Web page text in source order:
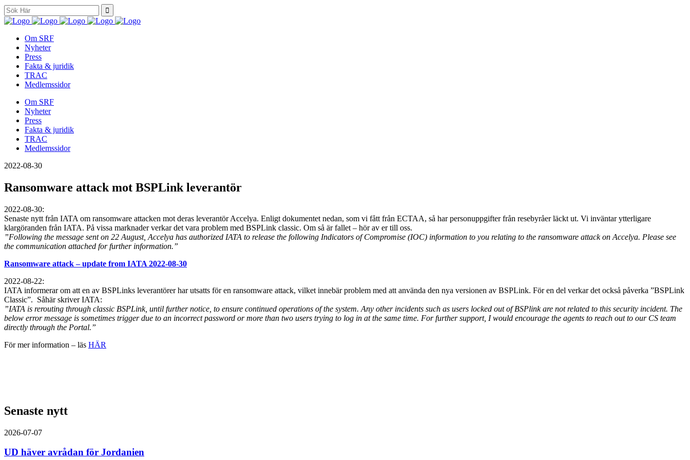
Search
for:
Om SRF
Nyheter
Press
Fakta & juridik
TRAC
Medlemssidor
Om SRF
Nyheter
Press
Fakta & juridik
TRAC
Medlemssidor
2022-08-30
Ransomware attack mot BSPLink leverantör
2022-08-30:
Senaste nytt från IATA om ransomware attacken mot deras leverantör Accelya. Enligt dokumentet nedan, som vi fått från ECTAA, så har personuppgifter från resebyråer läckt ut. Vi inväntar ytterligare
klargöranden från IATA. På vissa marknader verkar det vara problem med BSPLink classic. Om så är fallet – hör av er till oss.
”Following the message sent on 22 August, Accelya has authorized IATA to release the following Indicators of Compromise (IOC) information to you relating to the ransomware attack on Accelya. Please see
the communication attached for further information.”
Ransomware attack – update from IATA 2022-08-30
2022-08-22:
IATA informerar om att en av BSPLinks leverantörer har utsatts för en ransomware attack, vilket innebär problem med att använda den nya versionen av BSPLink. För en del verkar det också påverka ”BSPLink
Classic”. Såhär skriver IATA:
”IATA is rerouting through classic BSPLink, until further notice, to ensure continued operations of the system. Any other incidents such as users locked out of BSPlink are not related to this security incident. The
below error message is sometimes trigger due to an incorrect password or more than two users trying to log in at the same time. For further support, I would encourage the agents to reach out to our CS team
directly through the Portal.”
För mer information – läs HÄR
Senaste nytt
2026-07-07
UD häver avrådan för Jordanien